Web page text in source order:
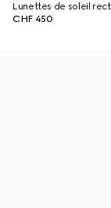
Lunettes de soleil
CHF 450